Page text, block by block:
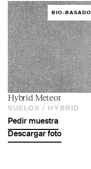
BIO-BASADO
Hybrid Meteor
SUELOS / HYBRID
Pedir muestra
Descargar foto